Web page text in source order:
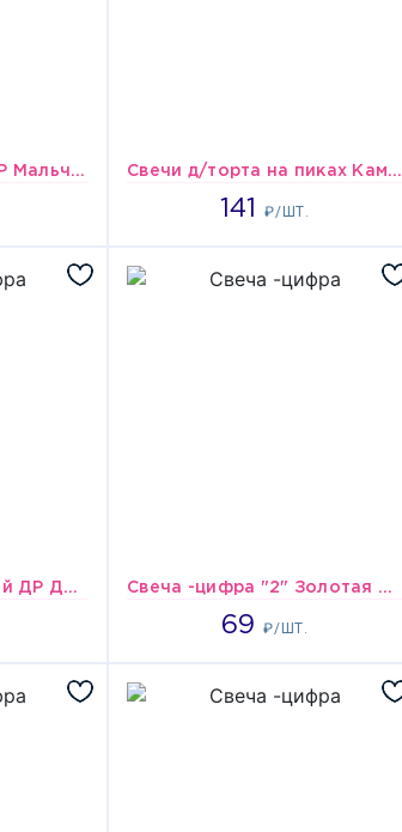
Свеча д/торта 1-й ДР Мальчик/V Свечи д/торта на пиках Камуфляж 5шт/V
141₽/ШТ.
141
Свеча -цифра "1" 1-ый ДР Девочка/V Свеча -цифра "2" Золотая 8см/V
69₽/ШТ.
69